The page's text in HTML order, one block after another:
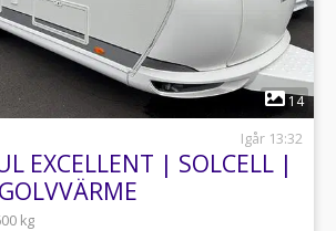
1
14
Igår 13:32
EXCELLENT | SOLCELL |
kg